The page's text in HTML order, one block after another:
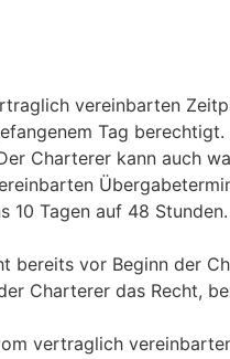
vereinbarten
Tag
Charterer kann auch
Tagen auf 48
bereits vor Beginn der
Charterer das Recht,
vertraglich